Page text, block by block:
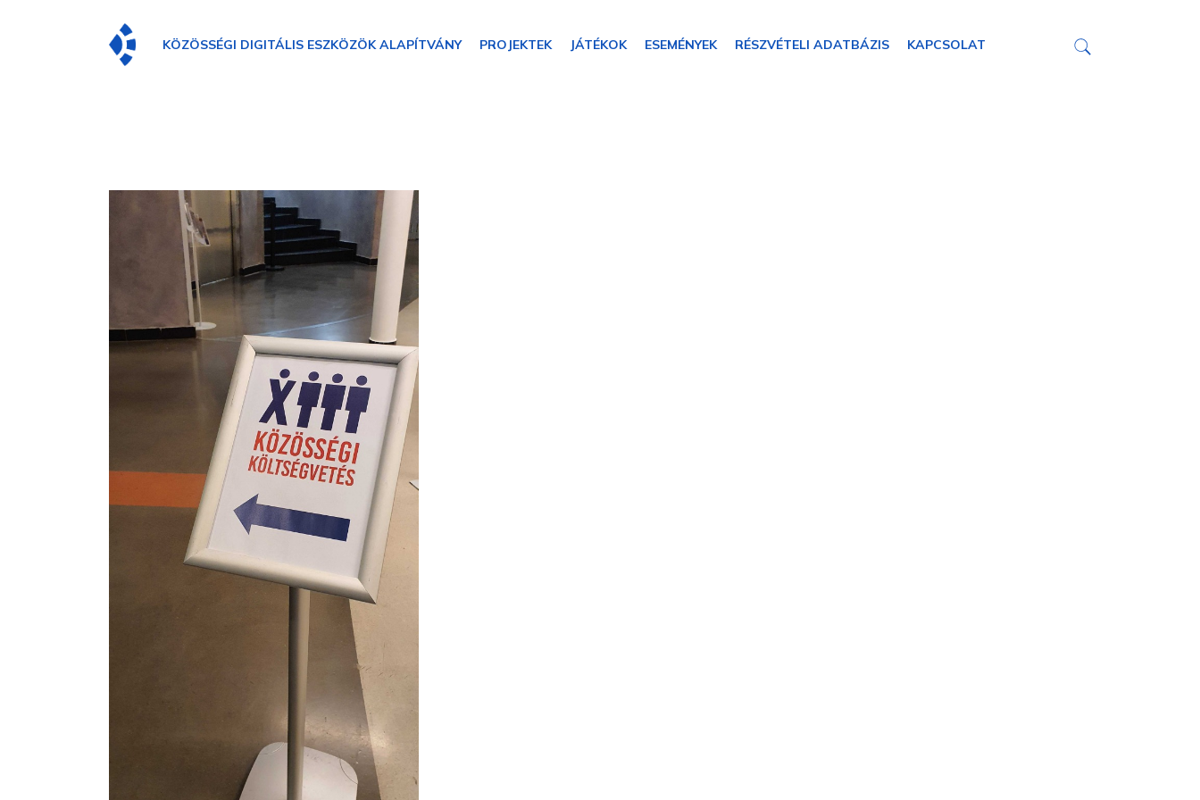
KÖZÖSSÉGI DIGITÁLIS ESZKÖZÖK ALAPÍTVÁNY PROJEKTEK JÁTÉKOK ESEMÉNYEK RÉSZVÉTELI ADATBÁZIS KAPCSOLAT